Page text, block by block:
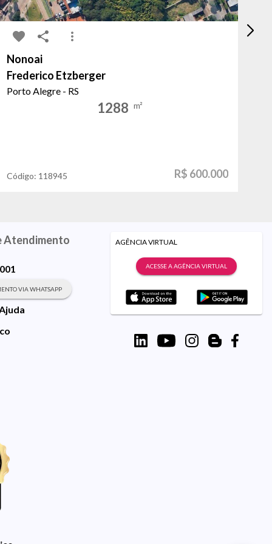
Nonoai
Frederico Etzberger
Porto Alegre - RS
1288 m²
Código: 118945 R$ 600.000
Atendimento
VIA WHATSAPP
AGÊNCIA VIRTUAL
ACESSE A AGÊNCIA VIRTUAL